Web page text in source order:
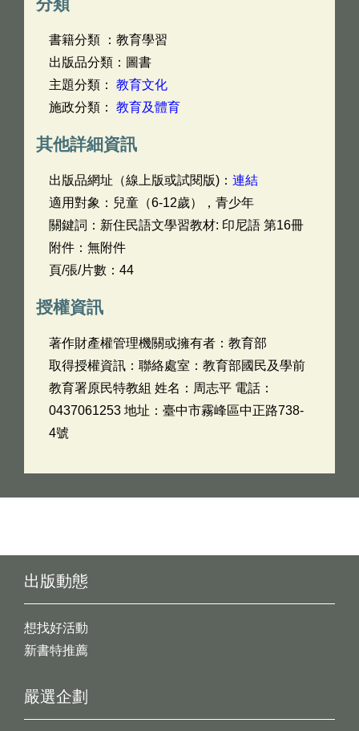
書籍分類 ：教育學習
出版品分類：圖書
主題分類： 教育文化
施政分類： 教育及體育
其他詳細資訊
出版品網址（線上版或試閱版)： 連結
適用對象：兒童（6-12歲），青少年
關鍵詞：新住民語文學習教材: 印尼語 第16冊
附件：無附件
頁/張/片數：44
授權資訊
著作財產權管理機關或擁有者：教育部
取得授權資訊：聯絡處室：教育部國民及學前
教育署原民特教組 姓名：周志平 電話：
0437061253 地址：臺中市霧峰區中正路738-
4號
出版動態
想找好活動
新書特推薦
嚴選企劃